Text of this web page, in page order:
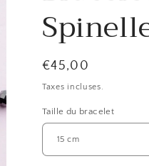
Prix
habituel
€45,00
Taxes incluses.
Taille du bracelet